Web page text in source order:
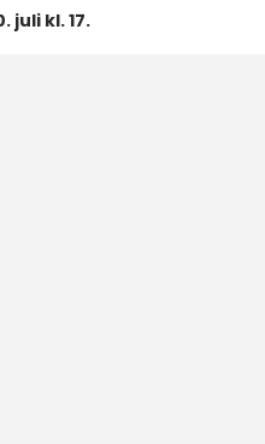
juli kl. 17.